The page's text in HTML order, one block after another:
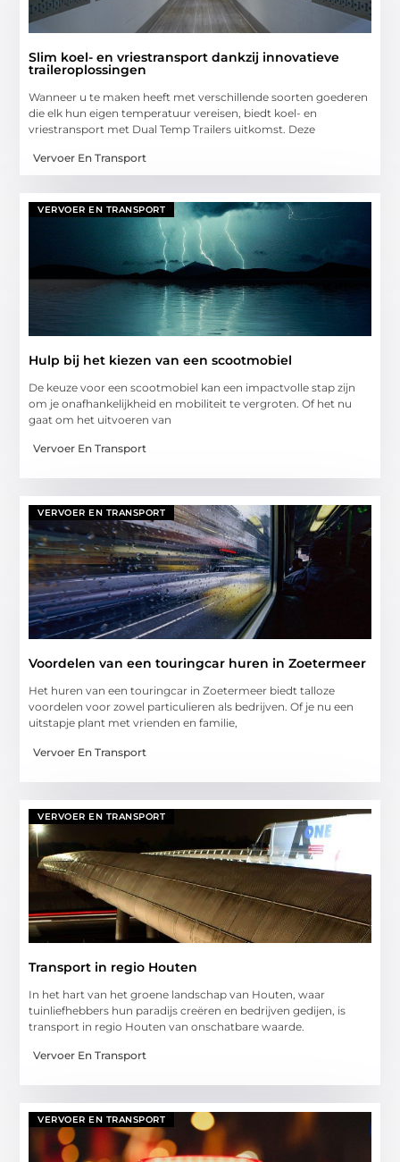
Slim koel- en vriestransport dankzij innovatieve
traileroplossingen
Wanneer u te maken heeft met verschillende soorten goederen
die elk hun eigen temperatuur vereisen, biedt koel- en
vriestransport met Dual Temp Trailers uitkomst. Deze
Vervoer En Transport
VERVOER EN TRANSPORT
Hulp bij het kiezen van een scootmobiel
De keuze voor een scootmobiel kan een impactvolle stap zijn
om je onafhankelijkheid en mobiliteit te vergroten. Of het nu
gaat om het uitvoeren van
Vervoer En Transport
VERVOER EN TRANSPORT
Voordelen van een touringcar huren in Zoetermeer
Het huren van een touringcar in Zoetermeer biedt talloze
voordelen voor zowel particulieren als bedrijven. Of je nu een
uitstapje plant met vrienden en familie,
Vervoer En Transport
VERVOER EN TRANSPORT
Transport in regio Houten
In het hart van het groene landschap van Houten, waar
tuinliefhebbers hun paradijs creëren en bedrijven gedijen, is
transport in regio Houten van onschatbare waarde.
Vervoer En Transport
VERVOER EN TRANSPORT